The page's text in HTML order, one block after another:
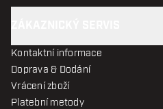
Kontaktní informace
Doprava & Dodání
Vrácení zboží
Platební metody